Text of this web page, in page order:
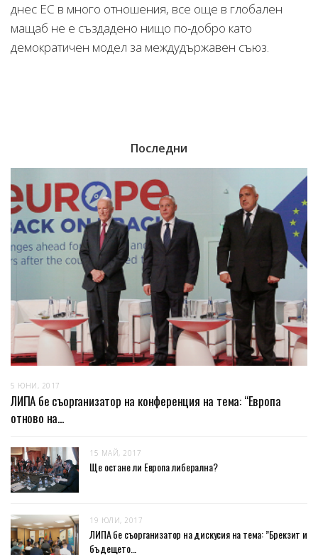
днес ЕС в много отношения, все още в глобален
мащаб не е създадено нищо по-добро като
демократичен модел за междудържавен съюз.
Последни
5 ЮНИ, 2017
ЛИПА бе съорганизатор на конференция на тема: “Европа
отново на...
15 МАЙ, 2017
Ще остане ли Европа либерална?
19 ЮЛИ, 2017
ЛИПА бе съорганизатор на дискусия на тема: ”Брекзит и
бъдещето...